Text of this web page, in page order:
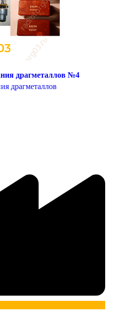
драгметаллов №4
драгметаллов